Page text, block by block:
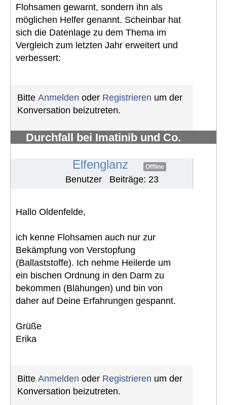
Flohsamen gewarnt, sondern ihn als
möglichen Helfer genannt. Scheinbar hat
sich die Datenlage zu dem Thema im
Vergleich zum letzten Jahr erweitert und
verbessert:
Bitte Anmelden oder Registrieren um der
Konversation beizutreten.
Durchfall bei Imatinib und Co.
Elfenglanz Offline
Benutzer Beiträge: 23
Hallo Oldenfelde,
ich kenne Flohsamen auch nur zur
Bekämpfung von Verstopfung
(Ballaststoffe). Ich nehme Heilerde um
ein bischen Ordnung in den Darm zu
bekommen (Blähungen) und bin von
daher auf Deine Erfahrungen gespannt.
Grüße
Erika
Bitte Anmelden oder Registrieren um der
Konversation beizutreten.